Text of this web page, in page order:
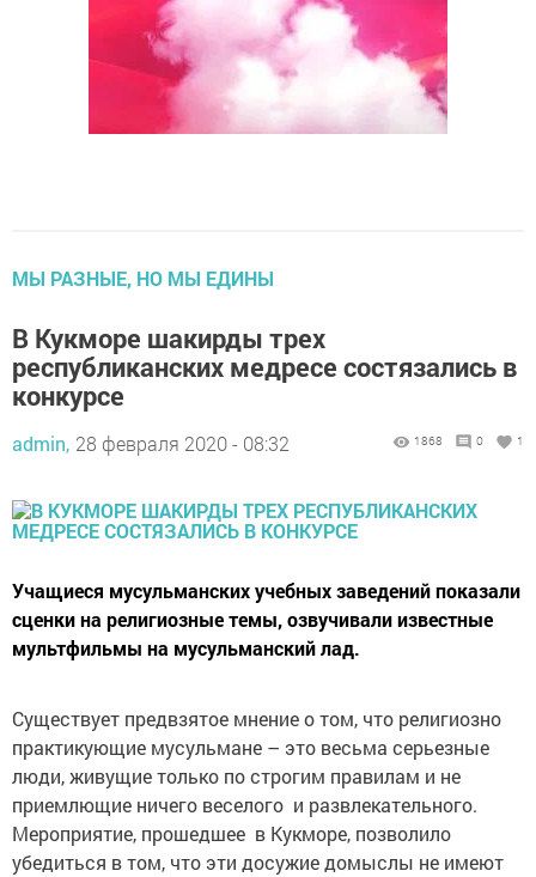
МЫ РАЗНЫЕ, НО МЫ ЕДИНЫ
В Кукморе шакирды трех
республиканских медресе состязались в
конкурсе
admin, 28 февраля 2020 - 08:32 1868 0 1
Учащиеся мусульманских учебных заведений показали
сценки на религиозные темы, озвучивали известные
мультфильмы на мусульманский лад.
Существует предвзятое мнение о том, что религиозно
практикующие мусульмане – это весьма серьезные
люди, живущие только по строгим правилам и не
приемлющие ничего веселого и развлекательного.
Мероприятие, прошедшее в Кукморе, позволило
убедиться в том, что эти досужие домыслы не имеют